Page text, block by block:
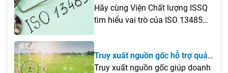
mang lại đối với việc nâng cao
chất lượng dịch vụ công nghệ
thông tin trong bài viết dưới đây.
soát quy trình sản xuất trang
thiết bị y tế
Hãy cùng Viện Chất lượng ISSQ
tìm hiểu vai trò của ISO 13485
trong việc hỗ trợ nâng cao chất
lượng và an toàn thiết bị y tế qua
bài viết dưới đây.
Truy xuất nguồn gốc hỗ trợ quản
lý chất lượng và kiểm soát rủi ro
Truy xuất nguồn gốc giúp doanh